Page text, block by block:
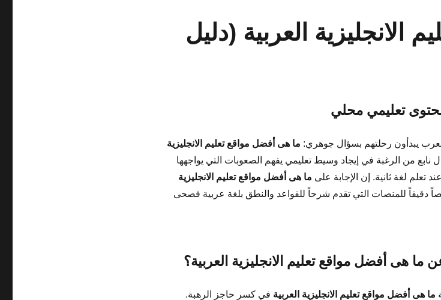
الانجليزية العربية (دليل
تعليمي محلي
يبدأون رحلتهم بسؤال جوهري: ما هى أفضل مواقع تعليم الانجليزية
نابع من الرغبة في إيجاد وسيط تعليمي يفهم الصعوبات التي يواجهها
تعلم لغة ثانية. إن الإجابة على ما هى أفضل مواقع تعليم الانجليزية
دقيقاً للمنصات التي تقدم شرحاً للقواعد والنطق بلغة عربية فصحى
ما هى أفضل مواقع تعليم الانجليزية العربية؟
ما هى أفضل مواقع تعليم الانجليزية العربية في كسر حاجز الرهبة.